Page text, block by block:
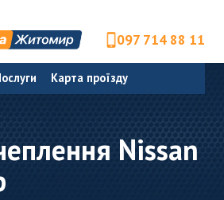
097 714 88 11
Карта проїзду
Nissan